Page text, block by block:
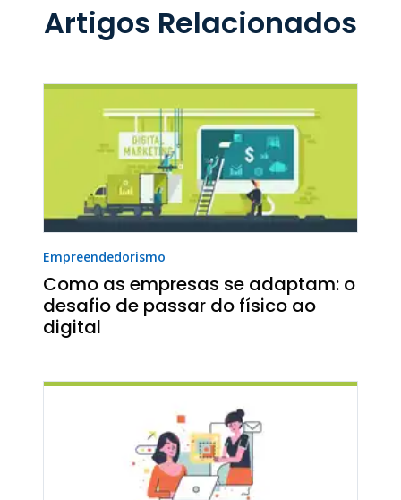
Artigos Relacionados
Empreendedorismo
Como as empresas se adaptam: o
desafio de passar do físico ao
digital